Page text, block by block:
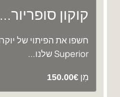
קוקון סופריור...
Superior שלנו...
מִן
150.00€